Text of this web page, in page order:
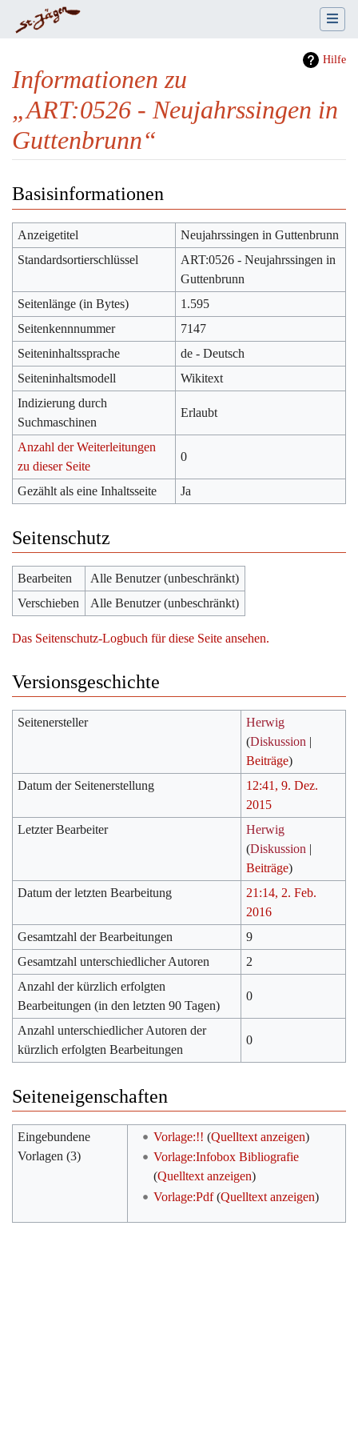
Hilfe
Informationen zu
„ART:0526 - Neujahrssingen in
Guttenbrunn“
Basisinformationen
Anzeigetitel
Neujahrssingen in Guttenbrunn
Standardsortierschlüssel
ART:0526 - Neujahrssingen in
Guttenbrunn
Seitenlänge (in Bytes)
1.595
Seitenkennnummer
7147
Seiteninhaltssprache
de - Deutsch
Seiteninhaltsmodell
Wikitext
Indizierung durch
Suchmaschinen
Erlaubt
Anzahl der Weiterleitungen
zu dieser Seite
0
Gezählt als eine Inhaltsseite Ja
Seitenschutz
Bearbeiten
Alle Benutzer (unbeschränkt)
Verschieben
Alle Benutzer (unbeschränkt)
Das Seitenschutz-Logbuch für diese Seite ansehen.
Versionsgeschichte
Seitenersteller
Herwig
(Diskussion |
Beiträge)
Datum der Seitenerstellung
12:41, 9. Dez.
2015
Letzter Bearbeiter
Herwig
(Diskussion |
Beiträge)
Datum der letzten Bearbeitung
21:14, 2. Feb.
2016
Gesamtzahl der Bearbeitungen
9
Gesamtzahl unterschiedlicher Autoren
2
Anzahl der kürzlich erfolgten
Bearbeitungen (in den letzten 90 Tagen)
0
Anzahl unterschiedlicher Autoren der
kürzlich erfolgten Bearbeitungen
0
Seiteneigenschaften
Eingebundene
Vorlagen (3)
Vorlage:!! (Quelltext anzeigen)
Vorlage:Infobox Bibliografie
(Quelltext anzeigen)
Vorlage:Pdf(Quelltext anzeigen)